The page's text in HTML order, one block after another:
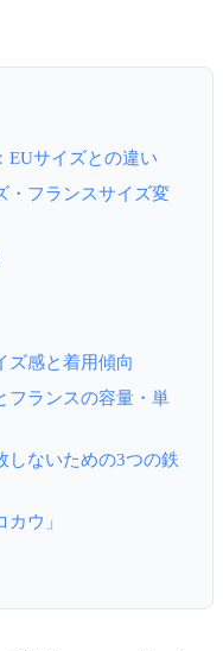
EUサイズとの違い
・フランスサイズ変
ズ感と着用傾向
フランスの容量・単
しないための3つの鉄
ウ」